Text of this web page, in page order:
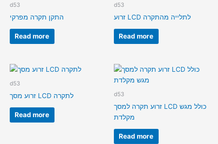
d53
התקן תקרה מפרקי
Read more
d53
זרוע LCD לתלייה מהתקרה
Read more
d53
זרוע מסך LCD לתקרה
Read more
d53
זרוע תקרה למסך LCD כולל מגש
מקלדת
Read more